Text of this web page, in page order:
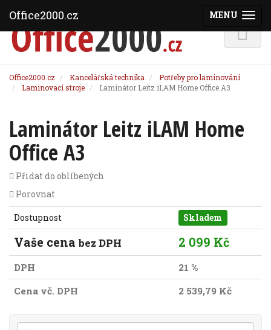
Office2000.cz Kancelářská technika
Potřeby pro laminování
Laminovací stroje
Laminátor Leitz iLAM Home Office A3
Laminátor Leitz iLAM Home
Office A3
Přidat do oblíbených
Porovnat
Dostupnost Skladem
Vaše cena bez DPH 2 099 Kč
DPH
21 %
Cena vč. DPH
2 539,79 Kč
MENU
Office2000.cz